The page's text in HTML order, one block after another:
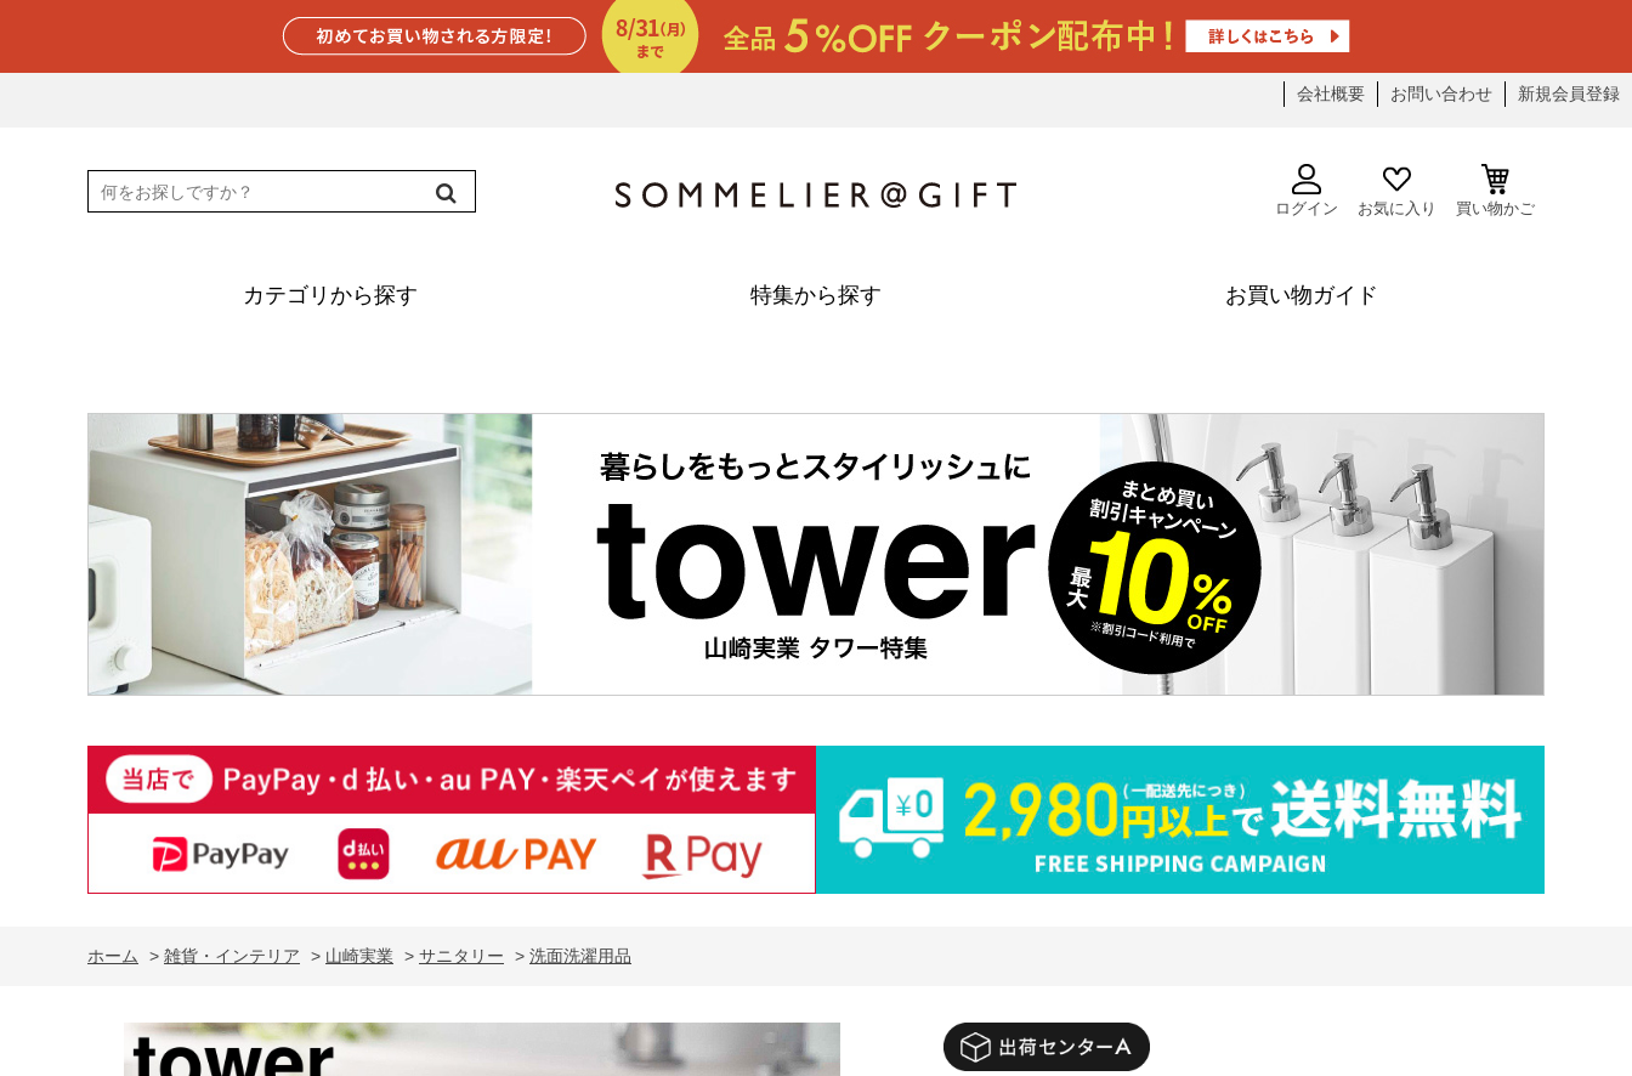
会社概要 お問い合わせ 新規会員登録
ログイン お気に入り 買い物かご
カテゴリから探す 特集から探す お買い物ガイド
ホーム > 雑貨・インテリア > 山崎実業 > サニタリー > 洗面洗濯用品